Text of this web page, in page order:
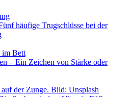
häufige Trugschlüsse bei der
– Ein Zeichen von Stärke oder